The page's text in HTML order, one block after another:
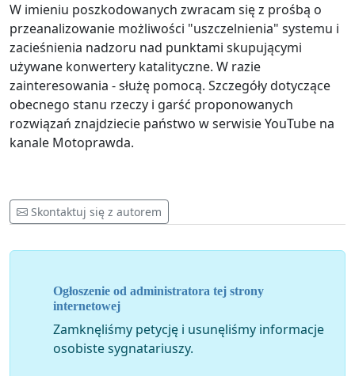
W imieniu poszkodowanych zwracam się z prośbą o
przeanalizowanie możliwości "uszczelnienia" systemu i
zacieśnienia nadzoru nad punktami skupującymi
używane konwertery katalityczne. W razie
zainteresowania - służę pomocą. Szczegóły dotyczące
obecnego stanu rzeczy i garść proponowanych
rozwiązań znajdziecie państwo w serwisie YouTube na
kanale Motoprawda.
Skontaktuj się z autorem
Ogłoszenie od administratora tej strony
internetowej
Zamknęliśmy petycję i usunęliśmy informacje
osobiste sygnatariuszy.